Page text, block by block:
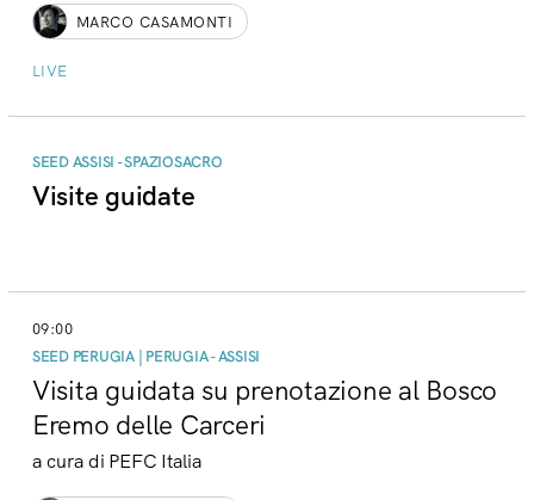
MARCO CASAMONTI
LIVE
SEED ASSISI - SPAZIOSACRO
Visite guidate
09:00
SEED PERUGIA | PERUGIA - ASSISI
Visita guidata su prenotazione al Bosco
Eremo delle Carceri
a cura di PEFC Italia